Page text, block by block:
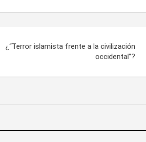
¿“Terror islamista frente a la civilización
occidental”?